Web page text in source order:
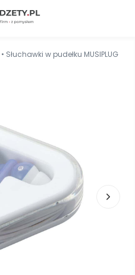
• Słuchawki w pudełku MUSIPLUG